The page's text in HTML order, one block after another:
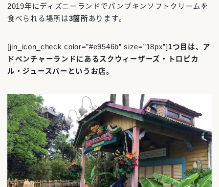
2019年にディズニーランドでパンプキンソフトクリームを
食べられる場所は3箇所あります。
[jin_icon_check color=”#e9546b” size=”18px”] 1つ目は、ア
ドベンチャーランドにあるスクウィーザーズ・トロピカ
ル・ジュースバーというお店。